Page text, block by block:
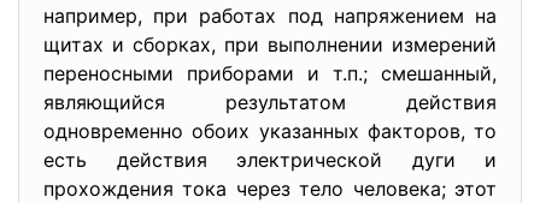
например, при работах под напряжением на
щитах и сборках, при выполнении измерений
переносными приборами и т.п.; смешанный,
являющийся результатом действия
одновременно обоих указанных факторов, то
есть действия электрической дуги и
прохождения тока через тело человека; этот